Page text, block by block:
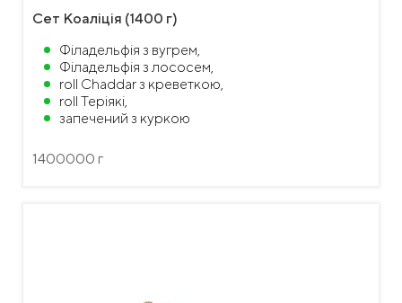
Сет Коаліція (1400 г)
Філадельфія з вугрем,
Філадельфія з лососем,
roll Chaddar з креветкою,
roll Teріякі,
запечений з куркою
1400000 г